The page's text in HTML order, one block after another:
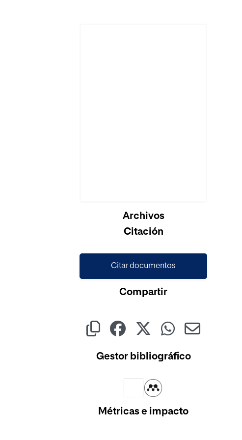
Archivos
Citación
Citar documentos
Compartir
Gestor bibliográfico
Métricas e impacto